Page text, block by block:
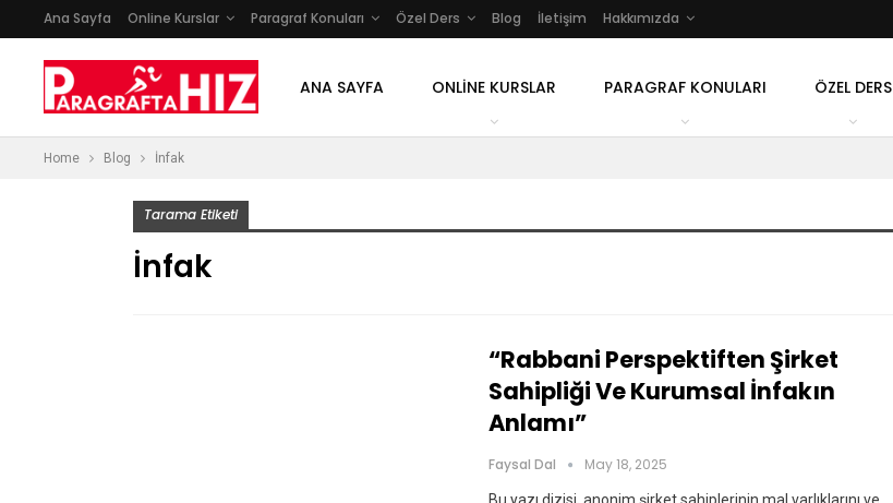
Ana Sayfa Online Kurslar Paragraf Konuları Özel Ders Blog İletişim Hakkımızda
ANA SAYFA ONLINE KURSLAR PARAGRAF KONULARI ÖZEL DERS
Home Blog İnfak
Tarama Etiketi
İnfak
“Rabbani Perspektiften Şirket
Sahipliği Ve Kurumsal İnfakın
Anlamı”
Faysal Dal May 18, 2025